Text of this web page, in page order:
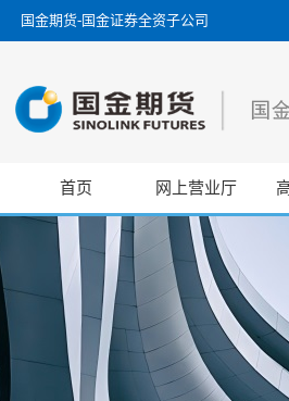
国金期货-国金证券全资子公司
首页 网上营业厅